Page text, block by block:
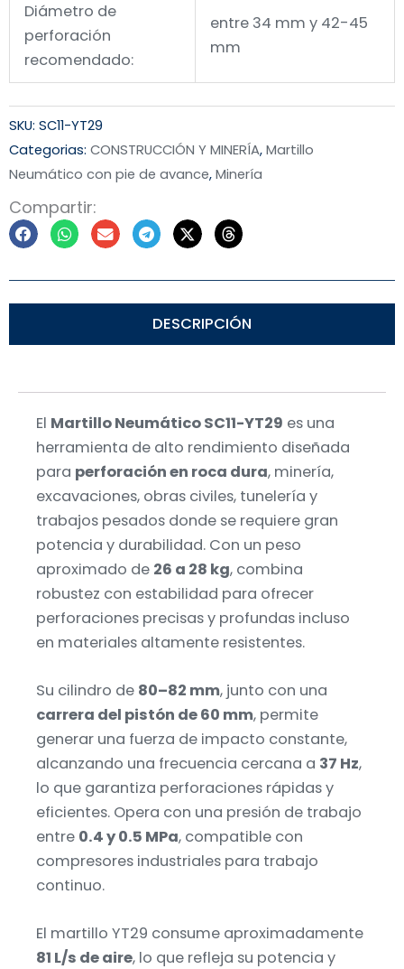
Diámetro de
perforación
recomendado:
entre 34 mm y 42-45
mm
SKU: SC11-YT29
Categorias: CONSTRUCCIÓN Y MINERÍA,Martillo
Neumático con pie de avance,Minería
Compartir:
DESCRIPCIÓN
El Martillo Neumático SC11-YT29 es una
herramienta de alto rendimiento diseñada
para perforación en roca dura, minería,
excavaciones, obras civiles, tunelería y
trabajos pesados donde se requiere gran
potencia y durabilidad. Con un peso
aproximado de 26 a 28 kg, combina
robustez con estabilidad para ofrecer
perforaciones precisas y profundas incluso
en materiales altamente resistentes.
Su cilindro de 80–82 mm, junto con una
carrera del pistón de 60 mm, permite
generar una fuerza de impacto constante,
alcanzando una frecuencia cercana a 37 Hz,
lo que garantiza perforaciones rápidas y
eficientes. Opera con una presión de trabajo
entre 0.4 y 0.5 MPa, compatible con
compresores industriales para trabajo
continuo.
El martillo YT29 consume aproximadamente
81 L/s de aire, lo que refleja su potencia y